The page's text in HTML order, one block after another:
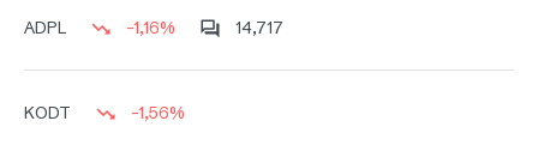
ADPL -1,16% 14,717
KODT -1,56%